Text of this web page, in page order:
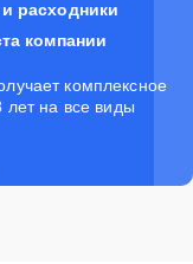
расходники
компании
комплексное
лет на все виды